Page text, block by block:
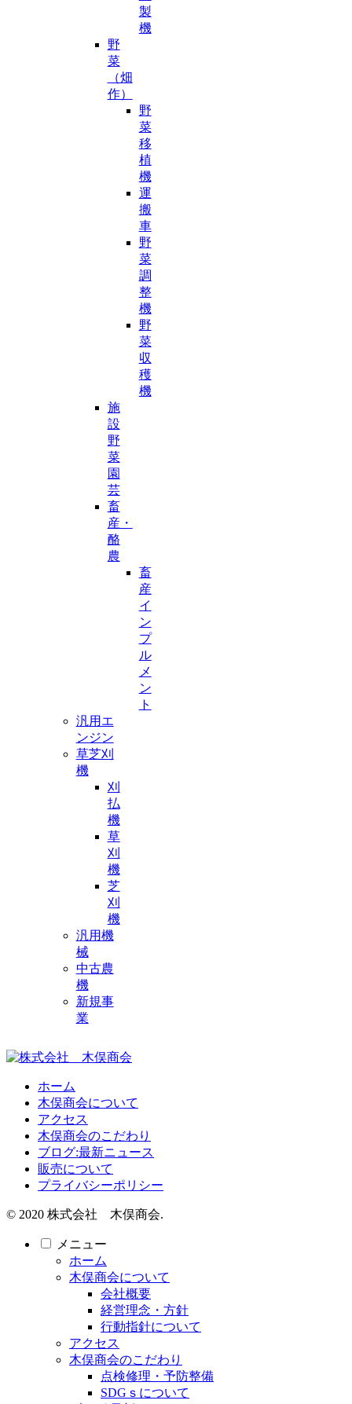
製
機
野
菜
（畑
作）
野
菜
移
植
機
運
搬
車
野
菜
調
整
機
野
菜
収
穫
機
施
設
野
菜
園
芸
畜
産・
酪
農
畜
産
イ
ン
プ
ル
メ
ン
ト
汎用エ
ンジン
草芝刈
機
刈
払
機
草
刈
機
芝
刈
機
汎用機
械
中古農
機
新規事
業
ホーム
木俣商会について
アクセス
木俣商会のこだわり
ブログ:最新ニュース
販売について
プライバシーポリシー
© 2020 株式会社 木俣商会.
メニュー
ホーム
木俣商会について
会社概要
経営理念・方針
行動指針について
アクセス
木俣商会のこだわり
点検修理・予防整備
SDGｓについて